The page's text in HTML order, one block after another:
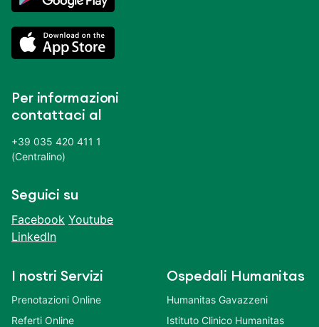
Per informazioni
contattaci al
+39 035 420 411 1
(Centralino)
Seguici su
Facebook Youtube
LinkedIn
I nostri Servizi
Prenotazioni Online
Referti Online
Ospedali Humanitas
Humanitas Gavazzeni
Istituto Clinico Humanitas